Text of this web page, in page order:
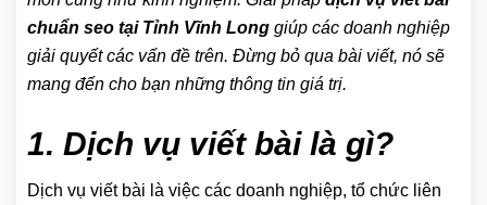
chuẩn seo tại Tỉnh Vĩnh Long giúp các doanh nghiệp
giải quyết các vấn đề trên. Đừng bỏ qua bài viết, nó sẽ
mang đến cho bạn những thông tin giá trị.
1. Dịch vụ viết bài là gì?
Dịch vụ viết bài là việc các doanh nghiệp, tổ chức liên